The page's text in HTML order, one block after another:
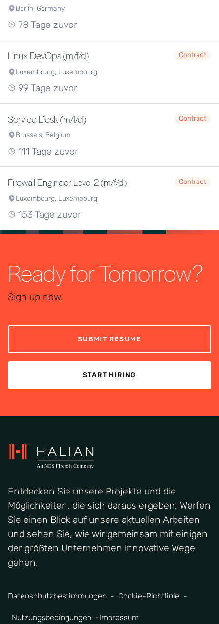
Berlin, Germany
78 Tage zuvor
Linux DevOps (m/f/d)
Contract
Luxembourg, Luxembourg
99 Tage zuvor
Service Desk (m/f/d)
Contract
Brussels, Belgium
111 Tage zuvor
Firewall Engineer Level 2 (m/f/d)
Contract
Luxembourg, Luxembourg
153 Tage zuvor
Ready for Tomorrow?
Sign up now.
SUBMIT RESUME
START HIRING
Entdecken Sie unsere Projekte und die
Möglichkeiten, die sich daraus ergeben. Werfen
Sie einen Blick auf unsere aktuellen Arbeiten
und sehen Sie, wie wir gemeinsam mit einigen
der größten Unternehmen innovative Wege
gehen.
Datenschutzbestimmungen Cookie-Richtlinie
Nutzungsbedingungen Impressum